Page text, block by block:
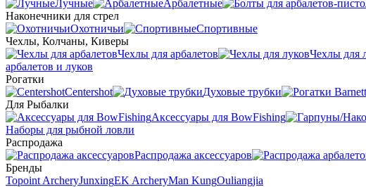
Лучные
Арбалетные
Наконечники для стрел
Охотничьи
Спортивные
Чехлы, Колчаны, Киверы
Чехлы для арбалетов
Чехлы для
арбалетов и луков
Рогатки
Centershot
Духовые трубки
Для Рыбалки
Аксессуары для BowFishing
Наборы для рыбной ловли
Распродажа
Распродажа аксессуаров
Бренды
Topoint ArcheryJunxingEK ArcheryMan KungOuliangjia